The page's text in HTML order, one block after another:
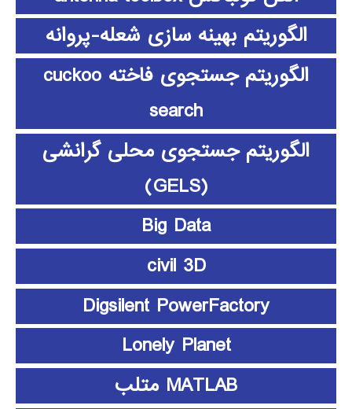
الگوریتم بهینه سازی شعله-پروانه
الگوریتم جستجوی فاخته cuckoo
search
الگوریتم جستجوی محلی گرانشی
(GELS)
Big Data
civil 3D
Digsilent PowerFactory
Lonely Planet
MATLAB متلب